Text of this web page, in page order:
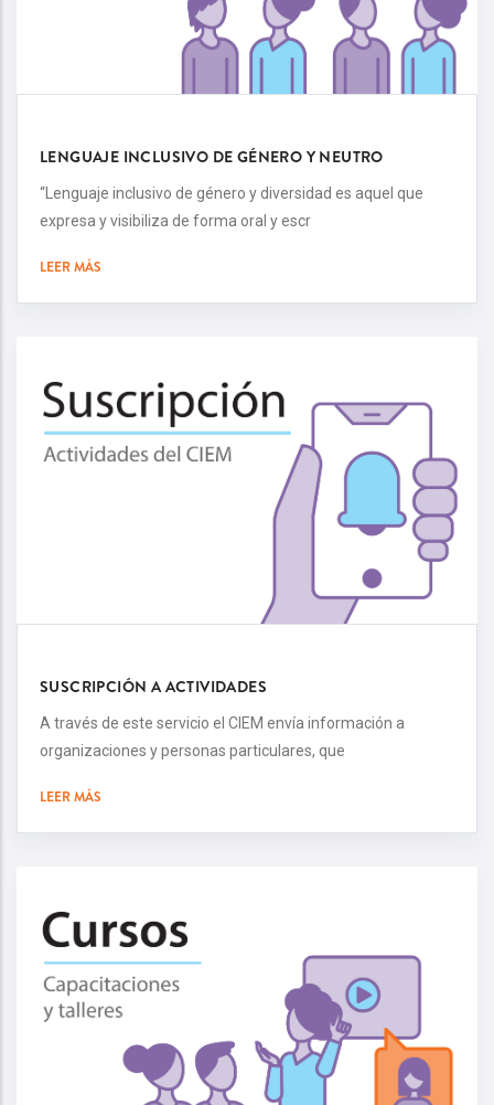
LENGUAJE INCLUSIVO DE GÉNERO Y NEUTRO
“Lenguaje inclusivo de género y diversidad es aquel que
expresa y visibiliza de forma oral y escr
LEER MÁS
SUSCRIPCIÓN A ACTIVIDADES
A través de este servicio el CIEM envía información a
organizaciones y personas particulares, que
LEER MÁS